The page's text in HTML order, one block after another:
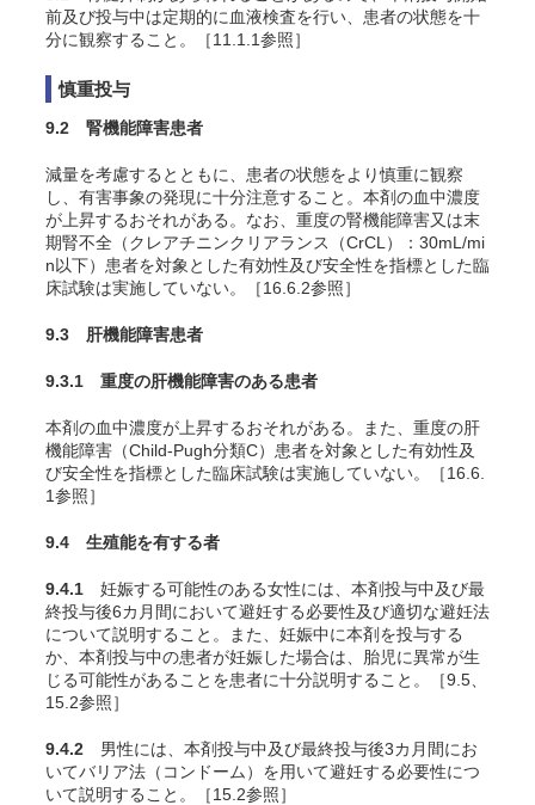
前及び投与中は定期的に血液検査を行い、患者の状態を十
分に観察すること。［11.1.1参照］
慎重投与
9.2 腎機能障害患者
減量を考慮するとともに、患者の状態をより慎重に観察
し、有害事象の発現に十分注意すること。本剤の血中濃度
が上昇するおそれがある。なお、重度の腎機能障害又は末
期腎不全（クレアチニンクリアランス（CrCL）：30mL/mi
n以下）患者を対象とした有効性及び安全性を指標とした臨
床試験は実施していない。［16.6.2参照］
9.3 肝機能障害患者
9.3.1 重度の肝機能障害のある患者
本剤の血中濃度が上昇するおそれがある。また、重度の肝
機能障害（Child-Pugh分類C）患者を対象とした有効性及
び安全性を指標とした臨床試験は実施していない。［16.6.
1参照］
9.4 生殖能を有する者
9.4.1 妊娠する可能性のある女性には、本剤投与中及び最
終投与後6カ月間において避妊する必要性及び適切な避妊法
について説明すること。また、妊娠中に本剤を投与する
か、本剤投与中の患者が妊娠した場合は、胎児に異常が生
じる可能性があることを患者に十分説明すること。［9.5、
15.2参照］
9.4.2 男性には、本剤投与中及び最終投与後3カ月間にお
いてバリア法（コンドーム）を用いて避妊する必要性につ
いて説明すること。［15.2参照］